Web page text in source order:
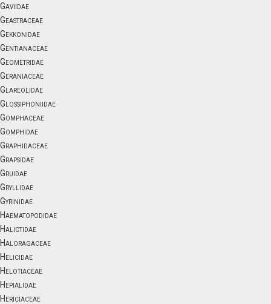
Gaviidae
Geastraceae
Gekkonidae
Gentianaceae
Geometridae
Geraniaceae
Glareolidae
Glossiphoniidae
Gomphaceae
Gomphidae
Graphidaceae
Grapsidae
Gruidae
Gryllidae
Gyrinidae
Haematopodidae
Halictidae
Haloragaceae
Helicidae
Helotiaceae
Hepialidae
Hericiaceae